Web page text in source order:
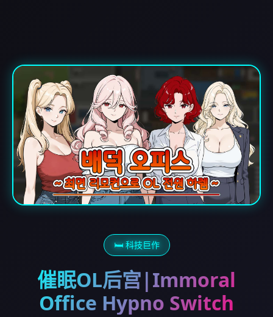
🛏️ 科技巨作
催眠OL后宫|Immoral
Office Hypno Switch